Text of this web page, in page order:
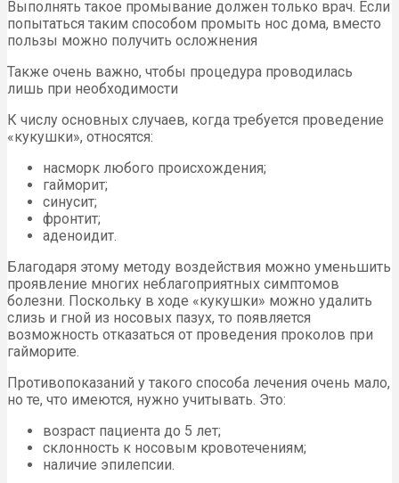
Выполнять такое промывание должен только врач. Если
попытаться таким способом промыть нос дома, вместо
пользы можно получить осложнения
Также очень важно, чтобы процедура проводилась
лишь при необходимости
К числу основных случаев, когда требуется проведение
«кукушки», относятся:
насморк любого происхождения;
гайморит;
синусит;
фронтит;
аденоидит.
Благодаря этому методу воздействия можно уменьшить
проявление многих неблагоприятных симптомов
болезни. Поскольку в ходе «кукушки» можно удалить
слизь и гной из носовых пазух, то появляется
возможность отказаться от проведения проколов при
гайморите.
Противопоказаний у такого способа лечения очень мало,
но те, что имеются, нужно учитывать. Это:
возраст пациента до 5 лет;
склонность к носовым кровотечениям;
наличие эпилепсии.